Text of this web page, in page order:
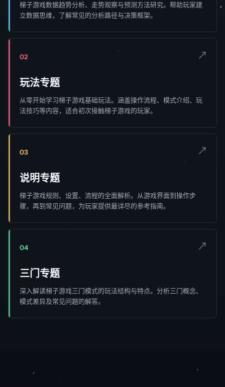
梯子游戏数据趋势分析、走势观察与预测方法研究。帮助玩家建
立数据思维，了解常见的分析路径与决策框架。
02 ↗
玩法专题
从零开始学习梯子游戏基础玩法。涵盖操作流程、模式介绍、玩
法技巧等内容，适合初次接触梯子游戏的玩家。
03 ↗
说明专题
梯子游戏规则、设置、流程的全面解析。从游戏界面到操作步
骤，再到常见问题，为玩家提供最详尽的参考指南。
04 ↗
三门专题
深入解读梯子游戏三门模式的玩法结构与特点。分析三门概念、
模式差异及常见问题的解答。